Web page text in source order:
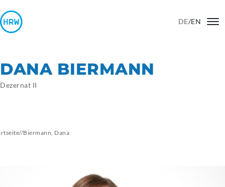
DE/EN
DANA BIERMANN
Dezernat II
//Biermann, Dana